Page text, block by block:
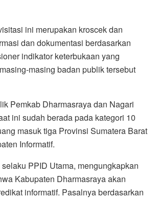
ini merupakan kroscek dan
dan dokumentasi berdasarkan
indikator keterbukaan yang
masing badan publik tersebut
Pemkab Dharmasraya dan Nagari
ini sudah berada pada kategori 10
masuk tiga Provinsi Sumatera Barat
Informatif.
PPID Utama, mengungkapkan
Kabupaten Dharmasraya akan
informatif. Pasalnya berdasarkan